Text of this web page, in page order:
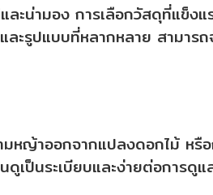
ะน่ามอง การเลือกวัสดุที่แข็งแ
ะรูปแบบที่หลากหลาย สามารถ
มหญ้าออกจากแปลงดอกไม้ หรื
ป็นระเบียบและง่ายต่อการดูแ